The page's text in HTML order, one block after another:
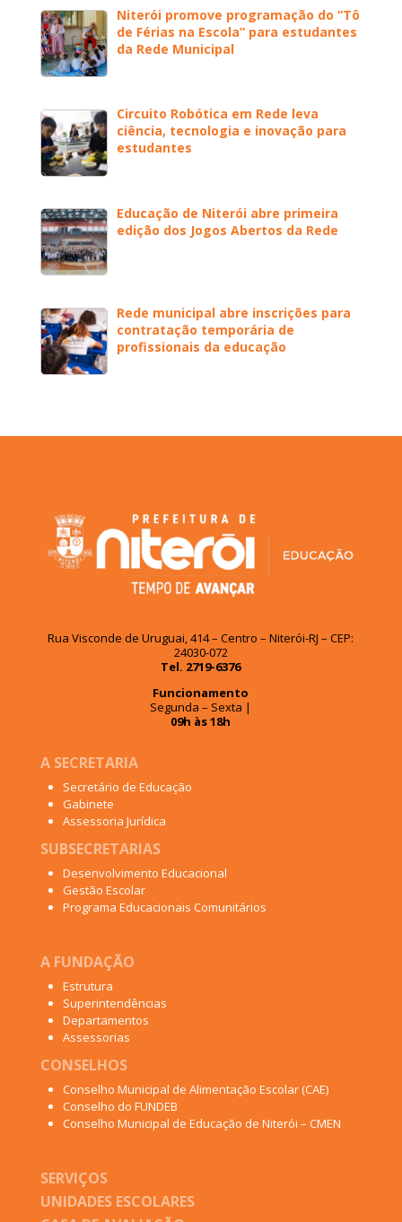
Niterói promove programação do “Tô
de Férias na Escola” para estudantes
da Rede Municipal
Circuito Robótica em Rede leva
ciência, tecnologia e inovação para
estudantes
Educação de Niterói abre primeira
edição dos Jogos Abertos da Rede
Rede municipal abre inscrições para
contratação temporária de
profissionais da educação
Rua Visconde de Uruguai, 414 – Centro – Niterói-RJ – CEP:
24030-072
Tel. 2719-6376
Funcionamento
Segunda – Sexta |
09h às 18h
A SECRETARIA
Secretário de Educação
Gabinete
Assessoria Jurídica
SUBSECRETARIAS
Desenvolvimento Educacional
Gestão Escolar
Programa Educacionais Comunitários
A FUNDAÇÃO
Estrutura
Superintendências
Departamentos
Assessorias
CONSELHOS
Conselho Municipal de Alimentação Escolar (CAE)
Conselho do FUNDEB
Conselho Municipal de Educação de Niterói – CMEN
SERVIÇOS
UNIDADES ESCOLARES